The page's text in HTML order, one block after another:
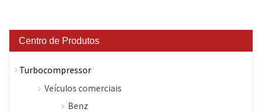
Centro de Produtos
Turbocompressor
Veículos comerciais
Benz